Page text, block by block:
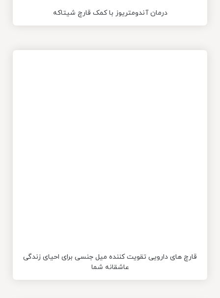
درمان آندومتریوز با کمک قارچ شیتاکه
قارچ های دارویی تقویت کننده میل جنسی برای احیای زندگی
عاشقانه شما